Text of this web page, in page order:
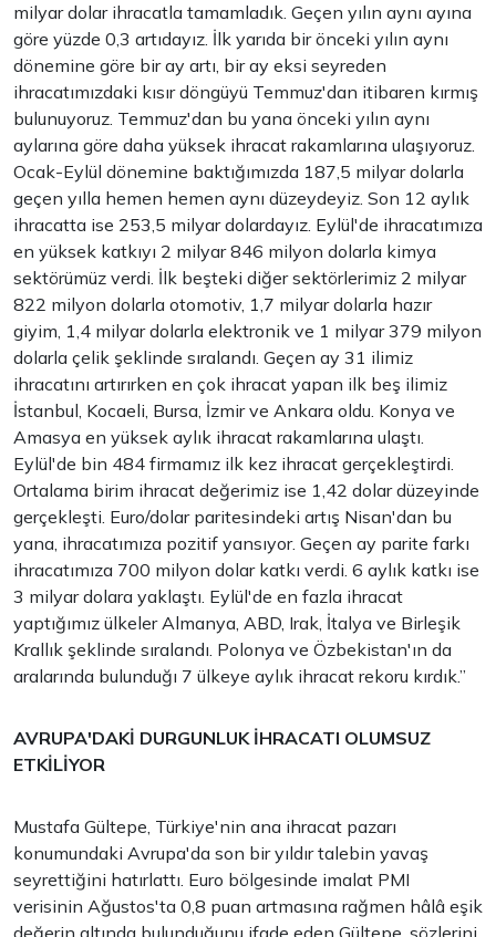
milyar dolar ihracatla tamamladık. Geçen yılın aynı ayına
göre yüzde 0,3 artıdayız. İlk yarıda bir önceki yılın aynı
dönemine göre bir ay artı, bir ay eksi seyreden
ihracatımızdaki kısır döngüyü Temmuz'dan itibaren kırmış
bulunuyoruz. Temmuz'dan bu yana önceki yılın aynı
aylarına göre daha yüksek ihracat rakamlarına ulaşıyoruz.
Ocak-Eylül dönemine baktığımızda 187,5 milyar dolarla
geçen yılla hemen hemen aynı düzeydeyiz. Son 12 aylık
ihracatta ise 253,5 milyar dolardayız. Eylül'de ihracatımıza
en yüksek katkıyı 2 milyar 846 milyon dolarla kimya
sektörümüz verdi. İlk beşteki diğer sektörlerimiz 2 milyar
822 milyon dolarla otomotiv, 1,7 milyar dolarla hazır
giyim, 1,4 milyar dolarla elektronik ve 1 milyar 379 milyon
dolarla çelik şeklinde sıralandı. Geçen ay 31 ilimiz
ihracatını artırırken en çok ihracat yapan ilk beş ilimiz
İstanbul, Kocaeli, Bursa, İzmir ve Ankara oldu. Konya ve
Amasya en yüksek aylık ihracat rakamlarına ulaştı.
Eylül'de bin 484 firmamız ilk kez ihracat gerçekleştirdi.
Ortalama birim ihracat değerimiz ise 1,42 dolar düzeyinde
gerçekleşti. Euro/dolar paritesindeki artış Nisan'dan bu
yana, ihracatımıza pozitif yansıyor. Geçen ay parite farkı
ihracatımıza 700 milyon dolar katkı verdi. 6 aylık katkı ise
3 milyar dolara yaklaştı. Eylül'de en fazla ihracat
yaptığımız ülkeler Almanya, ABD, Irak, İtalya ve Birleşik
Krallık şeklinde sıralandı. Polonya ve Özbekistan'ın da
aralarında bulunduğı 7 ülkeye aylık ihracat rekoru kırdık.”
AVRUPA'DAKİ DURGUNLUK İHRACATI OLUMSUZ
ETKİLİYOR
Mustafa Gültepe, Türkiye'nin ana ihracat pazarı
konumundaki Avrupa'da son bir yıldır talebin yavaş
seyrettiğini hatırlattı. Euro bölgesinde imalat PMI
verisinin Ağustos'ta 0,8 puan artmasına rağmen hâlâ eşik
değerin altında bulunduğunu ifade eden Gültepe, sözlerini